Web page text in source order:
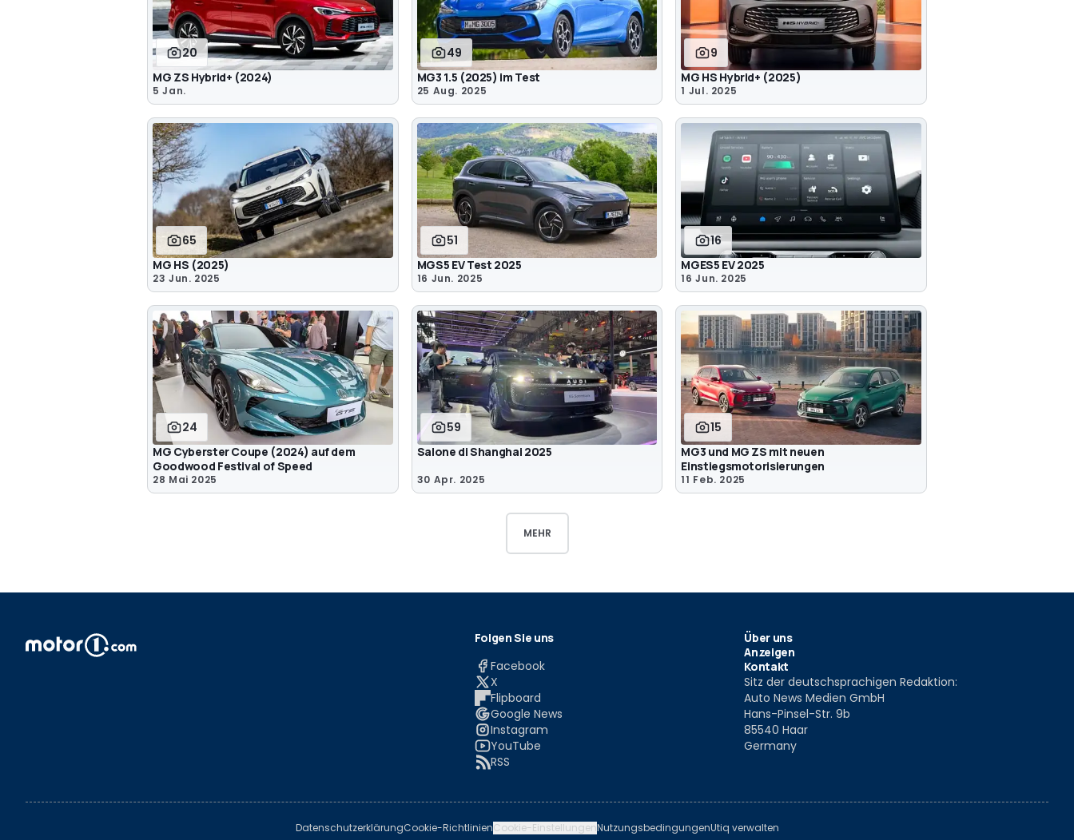
20
MG ZS Hybrid+ (2024)
5 Jan.
49
MG3 1.5 (2025) im Test
25 Aug. 2025
9
MG HS Hybrid+ (2025)
1 Jul. 2025
65
MG HS (2025)
23 Jun. 2025
51
MGS5 EV Test 2025
16 Jun. 2025
16
MGES5 EV 2025
16 Jun. 2025
24
MG Cyberster Coupe (2024) auf dem
Goodwood Festival of Speed
28 Mai 2025
59
Salone di Shanghai 2025
30 Apr. 2025
15
MG3 und MG ZS mit neuen
Einstiegsmotorisierungen
11 Feb. 2025
MEHR
Folgen Sie uns
Facebook
X
Flipboard
Google News
Instagram
YouTube
RSS
Über uns
Anzeigen
Kontakt
Sitz der deutschsprachigen Redaktion:
Auto News Medien GmbH
Hans-Pinsel-Str. 9b
85540 Haar
Germany
DatenschutzerklärungCookie-RichtlinienCookie-EinstellungenNutzungsbedingungenUtiq verwalten